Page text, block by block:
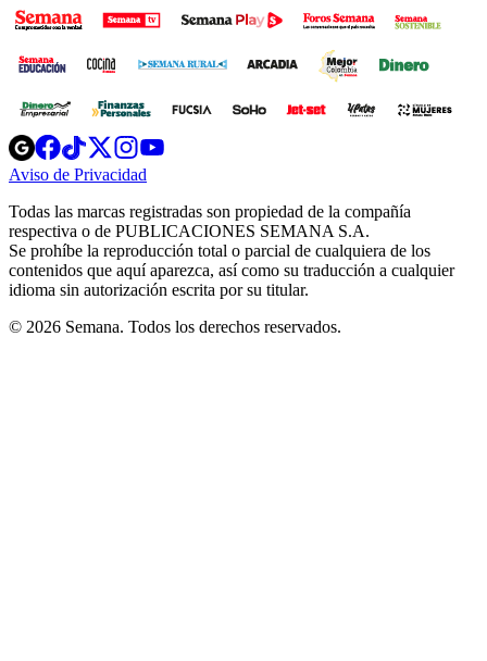
Opens
in
new
Opens
in
new
Opens
in
new
window
Opens
new
windowwindow
Aviso de Privacidad
new
window
Todas las marcas registradas son propiedad de la compañía
respectiva o de PUBLICACIONES SEMANA S.A.
Se prohíbe la reproducción total o parcial de cualquiera de los
contenidos que aquí aparezca, así como su traducción a cualquier
idioma sin autorización escrita por su titular.
© 2026 Semana. Todos los derechos reservados.